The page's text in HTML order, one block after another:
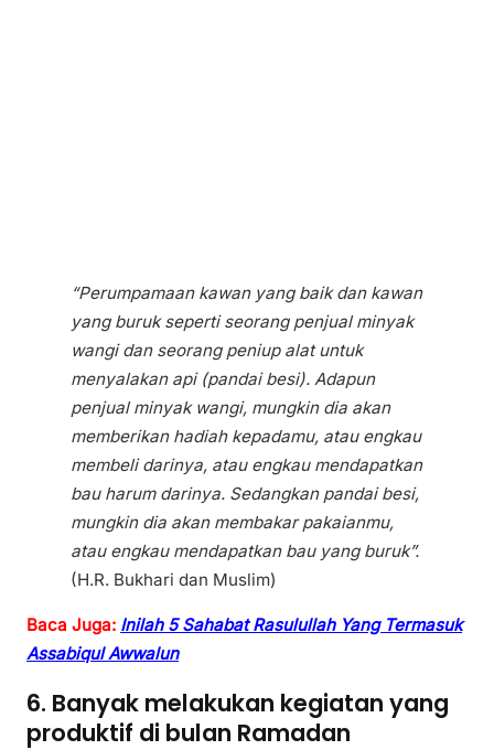
“Perumpamaan kawan yang baik dan kawan
yang buruk seperti seorang penjual minyak
wangi dan seorang peniup alat untuk
menyalakan api (pandai besi). Adapun
penjual minyak wangi, mungkin dia akan
memberikan hadiah kepadamu, atau engkau
membeli darinya, atau engkau mendapatkan
bau harum darinya. Sedangkan pandai besi,
mungkin dia akan membakar pakaianmu,
atau engkau mendapatkan bau yang buruk”.
(H.R. Bukhari dan Muslim)
Baca Juga: Inilah 5 Sahabat Rasulullah Yang Termasuk
Assabiqul Awwalun
6. Banyak melakukan kegiatan yang
produktif di bulan Ramadan